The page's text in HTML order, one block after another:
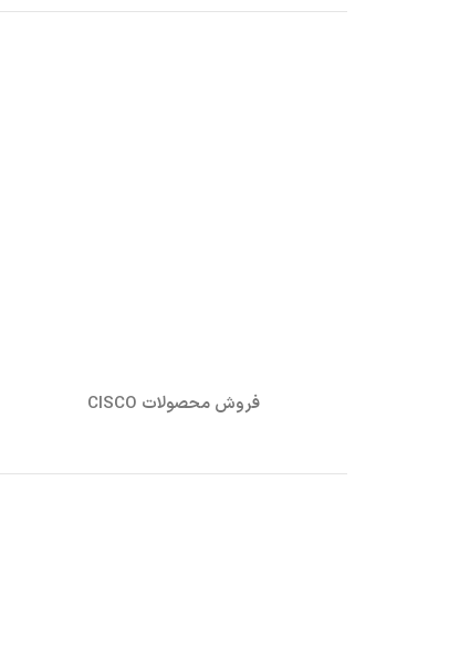
فروش محصولات CISCO